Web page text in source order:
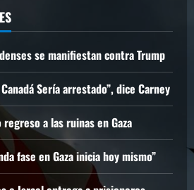
se manifiestan contra Trump
Sería arrestado”, dice Carney
a las ruinas en Gaza
fase en Gaza inicia hoy mismo”